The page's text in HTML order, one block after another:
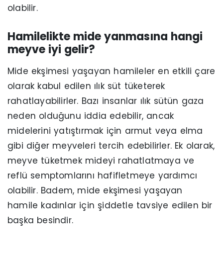
olabilir.
Hamilelikte mide yanmasına hangi
meyve iyi gelir?
Mide ekşimesi yaşayan hamileler en etkili çare
olarak kabul edilen ılık süt tüketerek
rahatlayabilirler. Bazı insanlar ılık sütün gaza
neden olduğunu iddia edebilir, ancak
midelerini yatıştırmak için armut veya elma
gibi diğer meyveleri tercih edebilirler. Ek olarak,
meyve tüketmek mideyi rahatlatmaya ve
reflü semptomlarını hafifletmeye yardımcı
olabilir. Badem, mide ekşimesi yaşayan
hamile kadınlar için şiddetle tavsiye edilen bir
başka besindir.